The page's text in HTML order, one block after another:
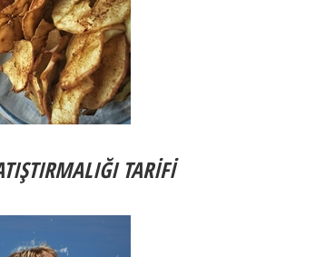
ŞTIRMALIĞI TARİFİ